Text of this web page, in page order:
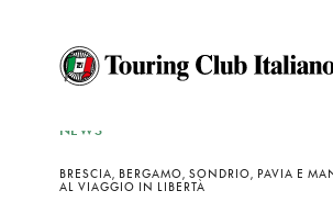
NEWS
BRESCIA, BERGAMO, SONDRIO, PAVIA E
AL VIAGGIO IN LIBERTÀ